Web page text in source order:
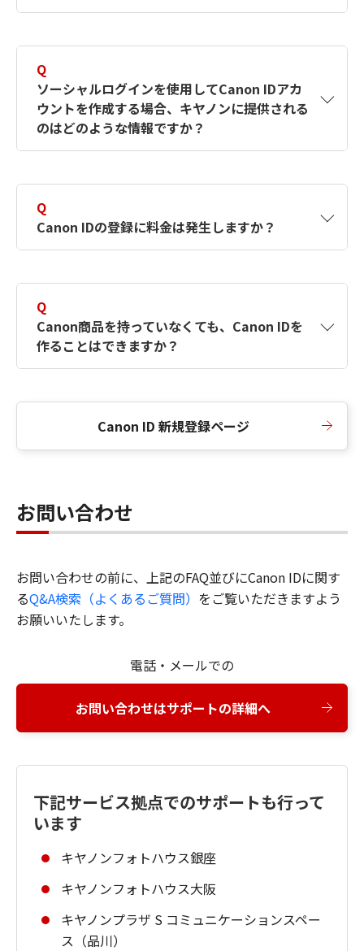
す。詳しい作成方法は【カメラ】Canon IDとは
何ですか？Canon IDの作成方法は？をご確認く
ださい。
Q
ソーシャルログインを使用してCanon IDアカ
ウントを作成する場合、キヤノンに提供される
のはどのような情報ですか？
択したサービスから取得します。アカウントを
簡単に作成できるように、この情報を使用して
Canon IDの登録フォームを入力します。
Q
Canon IDの登録に料金は発生しますか？
Q
Canon商品を持っていなくても、Canon IDを
作ることはできますか？
Canon ID 新規登録ページ
お問い合わせ
お問い合わせの前に、上記のFAQ並びにCanon IDに関す
るQ&A検索（よくあるご質問） をご覧いただきますよう
お願いいたします。
電話・メールでの
お問い合わせはサポートの詳細へ
下記サービス拠点でのサポートも行って
います
キヤノンフォトハウス銀座
キヤノンフォトハウス大阪
キヤノンプラザ S コミュニケーションスペー
ス（品川）